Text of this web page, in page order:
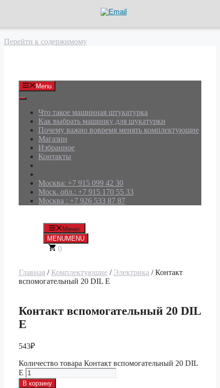
Перейти к содержимому
Menu
Что такое машинная штукатурка
Как выбрать машинку для шукатурки
Почему важно вовремя менять комплектующие
Магазин
Избранное
Контакты
Москва: +7 915 099 42 30
Моск. обл.: +7 915 170 55 33
Москва : +7 926 533 87 87
Меню
MENUMENU
0
Главная / Комплектующие / Электрика / Контакт
вспомогательный 20 DIL E
Контакт вспомогательный 20 DIL
E
543₽
Количество товара Контакт вспомогательный 20 DIL
E
В корзину